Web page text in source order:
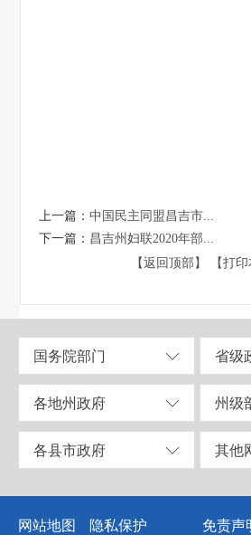
上一篇：中国民主同盟昌吉市...
下一篇： 昌吉州妇联2020年部...
【返回顶部】
【打印
国务院部门 省级
各地州政府 州级
各县市政府 其他
网站地图 隐私保护 免责声